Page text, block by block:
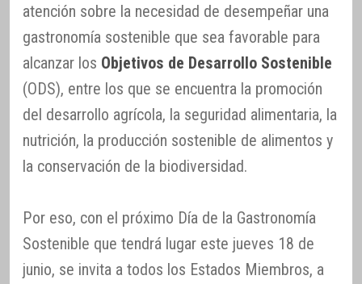
atención sobre la necesidad de desempeñar una
gastronomía sostenible que sea favorable para
alcanzar los Objetivos de Desarrollo Sostenible
(ODS), entre los que se encuentra la promoción
del desarrollo agrícola, la seguridad alimentaria, la
nutrición, la producción sostenible de alimentos y
la conservación de la biodiversidad.
Por eso, con el próximo Día de la Gastronomía
Sostenible que tendrá lugar este jueves 18 de
junio, se invita a todos los Estados Miembros, a